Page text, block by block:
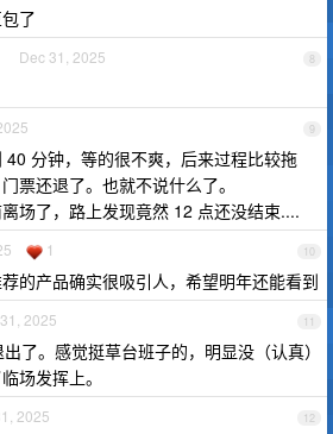
了
8
Dec 31, 2025
9
40 分钟，等的很不爽，后来过程比较拖
票还退了。也就不说什么了。
场了，路上发现竟然 12 点还没结束....
10
1
的产品确实很吸引人，希望明年还能看到
11
2025
了。感觉挺草台班子的，明显没（认真）
场发挥上。
12
2025